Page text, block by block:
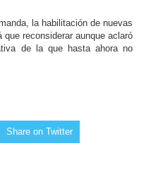
la habilitación de nuevas
reconsiderar aunque aclaró
de la que hasta ahora no
Share on Twitter